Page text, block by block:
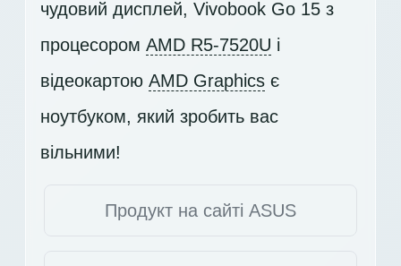
чудовий дисплей, Vivobook Go 15 з
процесором AMD R5-7520U і
відеокартою AMD Graphics є
ноутбуком, який зробить вас
вільними!
Продукт на сайті ASUS